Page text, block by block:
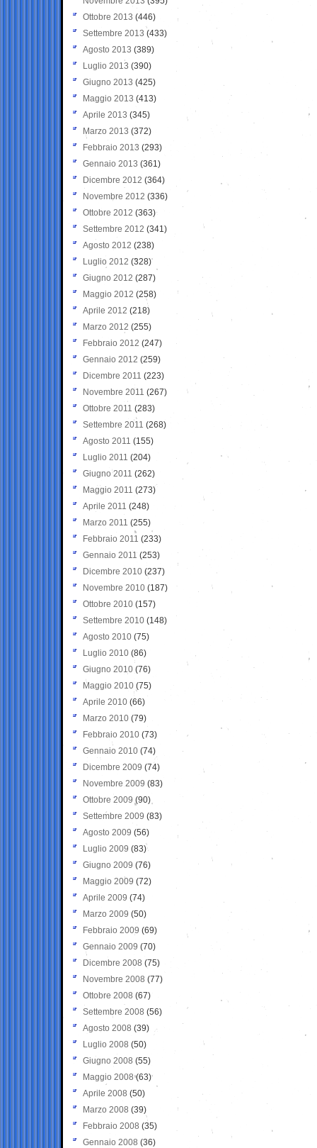
Ottobre 2013 (446)
Settembre 2013 (433)
Agosto 2013 (389)
Luglio 2013 (390)
Giugno 2013 (425)
Maggio 2013 (413)
Aprile 2013 (345)
Marzo 2013 (372)
Febbraio 2013 (293)
Gennaio 2013 (361)
Dicembre 2012 (364)
Novembre 2012 (336)
Ottobre 2012 (363)
Settembre 2012 (341)
Agosto 2012 (238)
Luglio 2012 (328)
Giugno 2012 (287)
Maggio 2012 (258)
Aprile 2012 (218)
Marzo 2012 (255)
Febbraio 2012 (247)
Gennaio 2012 (259)
Dicembre 2011 (223)
Novembre 2011 (267)
Ottobre 2011 (283)
Settembre 2011 (268)
Agosto 2011 (155)
Luglio 2011 (204)
Giugno 2011 (262)
Maggio 2011 (273)
Aprile 2011 (248)
Marzo 2011 (255)
Febbraio 2011 (233)
Gennaio 2011 (253)
Dicembre 2010 (237)
Novembre 2010 (187)
Ottobre 2010 (157)
Settembre 2010 (148)
Agosto 2010 (75)
Luglio 2010 (86)
Giugno 2010 (76)
Maggio 2010 (75)
Aprile 2010 (66)
Marzo 2010 (79)
Febbraio 2010 (73)
Gennaio 2010 (74)
Dicembre 2009 (74)
Novembre 2009 (83)
Ottobre 2009 (90)
Settembre 2009 (83)
Agosto 2009 (56)
Luglio 2009 (83)
Giugno 2009 (76)
Maggio 2009 (72)
Aprile 2009 (74)
Marzo 2009 (50)
Febbraio 2009 (69)
Gennaio 2009 (70)
Dicembre 2008 (75)
Novembre 2008 (77)
Ottobre 2008 (67)
Settembre 2008 (56)
Agosto 2008 (39)
Luglio 2008 (50)
Giugno 2008 (55)
Maggio 2008(63)
Aprile 2008 (50)
Marzo 2008 (39)
Febbraio 2008 (35)
Gennaio 2008 (36)